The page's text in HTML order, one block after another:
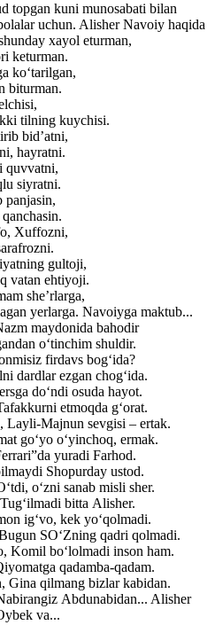
topgan kuni munosabati bilan
uchun. Alisher Navoiy haqida
xayol eturman,
keturman.
ko‘tarilgan,
biturman.
tilning kuychisi.
bid’atni,
hayratni.
quvvatni,
siyratni.
panjasin,
Xuffozni,
gultoji,
vatan ehtiyoji.
she’rlarga,
yerlarga. Navoiyga maktub...
maydonida bahodir
o‘tinchim shuldir.
firdavs bog‘ida?
dardlar ezgan chog‘ida.
do‘ndi osuda hayot.
etmoqda g‘orat.
Majnun sevgisi – ertak.
go‘yo o‘yinchoq, ermak.
yuradi Farhod.
Shopurday ustod.
o‘zni sanab misli sher.
bitta Alisher.
ig‘vo, kek yo‘qolmadi.
SO‘Zning qadri qolmadi.
Komil bo‘lolmadi inson ham.
qadamba-qadam.
Gina qilmang bizlar kabidan.
Abdunabidan... Alisher
va...